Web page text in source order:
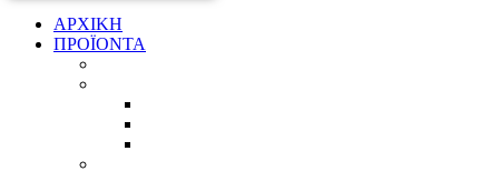
ΑΡΧΙΚΗ
ΠΡΟΪΟΝΤΑ